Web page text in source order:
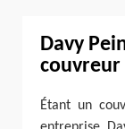
Davy
couvreur
Étant un